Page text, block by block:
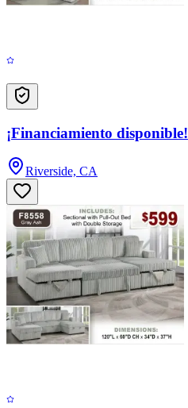
¡Financiamiento disponible!
Riverside, CA